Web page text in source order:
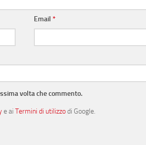
Email*
volta che commento.
e ai Termini di utilizzodi Google.